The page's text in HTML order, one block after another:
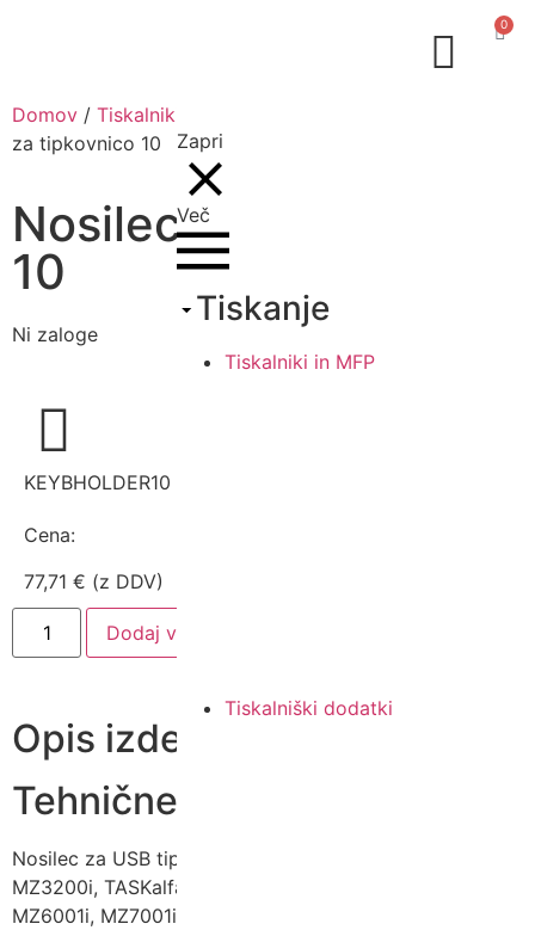
0
Zapri
Več
Tiskanje
Tiskalniki in MFP
Tiskalniški dodatki
Domov / Tiskalniki in MFP
za tipkovnico 10
Nosilec za tipkovnico
10
Ni zaloge
KEYBHOLDER10
Cena:
77,71 € (z DDV)
Dodaj v košarico
Opis izdelka
Tehnične lastnosti
Nosilec za USB tipkovnico za naprave TASKalfa
MZ3200i, TASKalfa MZ4000i, TASKalfa MZ5001i,
MZ6001i, MZ7001i, TASKalfa MZ2501ci, MZ3501ci,